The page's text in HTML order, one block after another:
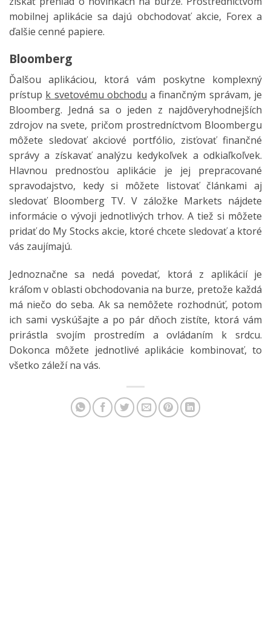
mobilnej aplikácie sa dajú obchodovať akcie, Forex a
ďalšie cenné papiere.
Bloomberg
Ďalšou aplikáciou, ktorá vám poskytne komplexný
prístup k svetovému obchodu a finančným správam, je
Bloomberg. Jedná sa o jeden z najdôveryhodnejších
zdrojov na svete, pričom prostredníctvom Bloombergu
môžete sledovať akciové portfólio, zisťovať finančné
správy a získavať analýzu kedykoľvek a odkiaľkoľvek.
Hlavnou prednosťou aplikácie je jej prepracované
spravodajstvo, kedy si môžete listovať článkami aj
sledovať Bloomberg TV. V záložke Markets nájdete
informácie o vývoji jednotlivých trhov. A tiež si môžete
pridať do My Stocks akcie, ktoré chcete sledovať a ktoré
vás zaujímajú.
Jednoznačne sa nedá povedať, ktorá z aplikácií je
kráľom v oblasti obchodovania na burze, pretože každá
má niečo do seba. Ak sa nemôžete rozhodnúť, potom
ich sami vyskúšajte a po pár dňoch zistíte, ktorá vám
prirástla svojím prostredím a ovládaním k srdcu.
Dokonca môžete jednotlivé aplikácie kombinovať, to
všetko záleží na vás.